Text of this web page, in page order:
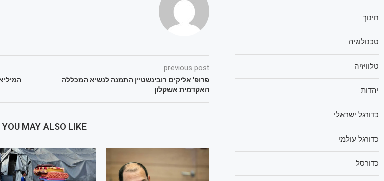
previous post
פרופ' אליקים רובינשטיין התמנה לנשיא המכללה
האקדמית אשקלון
YOU MAY ALSO LIKE
חינוך
טכנולוגיה
טלוויזיה
יהדות
כדורגל ישראלי
כדורגל עולמי
כדורסל